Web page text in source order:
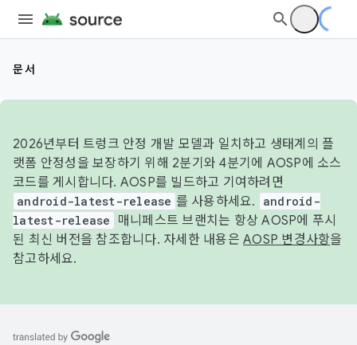
문서
2026년부터 트렁크 안정 개발 모델과 일치하고 생태계의 플
랫폼 안정성을 보장하기 위해 2분기와 4분기에 AOSP에 소스
코드를 게시합니다. AOSP를 빌드하고 기여하려면
android-latest-release 를 사용하세요.
android-
latest-release
매니페스트 브랜치는 항상 AOSP에 푸시
된 최신 버전을 참조합니다. 자세한 내용은 AOSP 변경사항을
참고하세요.